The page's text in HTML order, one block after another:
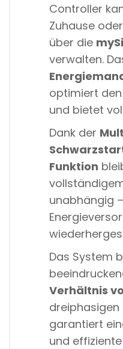
Controller
Zuhause
über die
verwalten.
optimiert
und bietet
Dank der
Funktion
unabhängig
Das System
Verhältnis
dreiphasigen
garantiert
und